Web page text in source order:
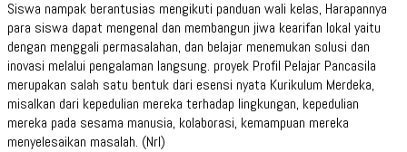
Siswa nampak berantusias mengikuti panduan wali kelas, Harapannya
para siswa dapat mengenal dan membangun jiwa kearifan lokal yaitu
dengan menggali permasalahan, dan belajar menemukan solusi dan
inovasi melalui pengalaman langsung. proyek Profil Pelajar Pancasila
merupakan salah satu bentuk dari esensi nyata Kurikulum Merdeka,
misalkan dari kepedulian mereka terhadap lingkungan, kepedulian
mereka pada sesama manusia, kolaborasi, kemampuan mereka
menyelesaikan masalah. (Nrl)